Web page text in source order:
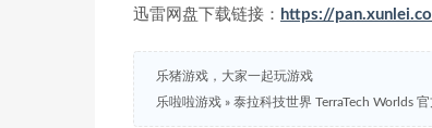
迅雷网盘下载链接： https://
乐猪游戏，大家一起玩游戏
乐啦啦游戏 » 泰拉科技世界 TerraTech Worlds